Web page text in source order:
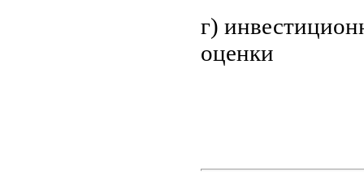
г)
оценки